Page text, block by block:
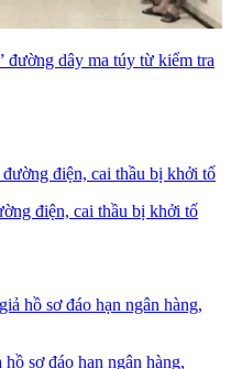
đường dây ma túy từ kiểm tra
điện, cai thầu bị khởi tố
sơ đáo hạn ngân hàng,